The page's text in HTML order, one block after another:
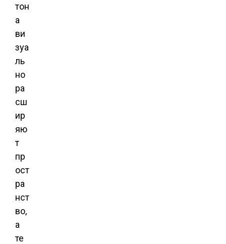
тон
а
ви
зуа
ль
но
ра
сш
ир
яю
т
пр
ост
ра
нст
во,
а
те